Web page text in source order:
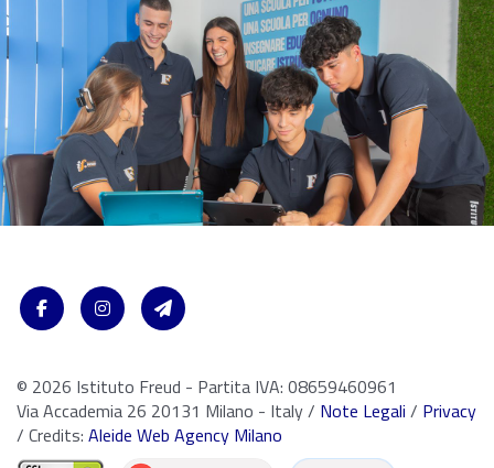
© 2026 Istituto Freud - Partita IVA: 08659460961
Via Accademia 26 20131 Milano - Italy / Note Legali / Privacy
/ Credits: Aleide Web Agency Milano